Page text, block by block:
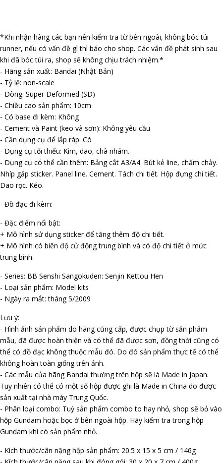
*Khi nhận hàng các bạn nên kiểm tra từ bên ngoài, không bóc túi
runner, nếu có vấn đề gì thì báo cho shop. Các vấn đề phát sinh sau
khi đã bóc túi ra, shop sẽ không chịu trách nhiệm.*
- Hãng sản xuất: Bandai (Nhật Bản)
- Tỷ lệ: non-scale
- Dòng: Super Deformed (SD)
- Chiều cao sản phẩm: 10cm
- Có base đi kèm: Không
- Cement và Paint (keo và sơn): Không yêu cầu
- Cần dụng cụ để lắp ráp: Có
- Dụng cụ tối thiểu: Kìm, dao, chà nhám.
- Dụng cụ có thể cần thêm: Bảng cắt A3/A4. Bút kẻ line, chấm chảy.
Nhíp gắp sticker. Panel line. Cement. Tách chi tiết. Hộp đựng chi tiết.
Dao rọc. Kéo.
- Đồ đạc đi kèm:
- Đặc điểm nổi bật:
+ Mô hình sử dụng sticker để tăng thêm độ chi tiết.
+ Mô hình có biên độ cử động trung bình và có độ chi tiết ở mức
trung bình.
- Series: BB Senshi Sangokuden: Senjin Kettou Hen
- Loại sản phẩm: Model kits
- Ngày ra mắt: tháng 5/2009
Lưu ý:
- Hình ảnh sản phẩm do hãng cũng cấp, được chụp từ sản phẩm
mẫu, đã được hoàn thiện và có thể đã được sơn, đồng thời cũng có
thể có đồ đạc không thuộc mẫu đó. Do đó sản phẩm thực tế có thể
không hoàn toàn giống trên ảnh.
- Các mẫu của hãng Bandai thường trên hộp sẽ là Made in Japan.
Tuy nhiên có thể có một số hộp được ghi là Made in China do được
sản xuất tại nhà máy Trung Quốc.
- Phân loại combo: Tuỳ sản phẩm combo to hay nhỏ, shop sẽ bỏ vào
hộp Gundam hoặc bọc ở bên ngoài hộp. Hãy kiểm tra trong hộp
Gundam khi có sản phẩm nhỏ.
- Kích thước/cân nặng hộp sản phẩm: 20.5 x 15 x 5 cm / 146g